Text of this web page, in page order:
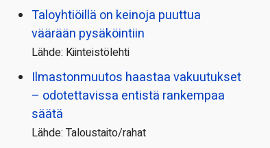
Taloyhtiöillä on keinoja puuttua
väärään pysäköintiin
Lähde: Kiinteistölehti
Ilmastonmuutos haastaa vakuutukset
– odotettavissa entistä rankempaa
säätä
Lähde: Taloustaito/rahat